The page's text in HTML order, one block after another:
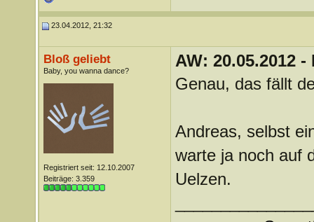
23.04.2012, 21:32
Bloß geliebt
Baby, you wanna dance?
Registriert seit: 12.10.2007
Beiträge: 3.359
AW: 20.05.2012
Genau, das fällt
Andreas, selbst
warte ja noch auf
Uelzen.